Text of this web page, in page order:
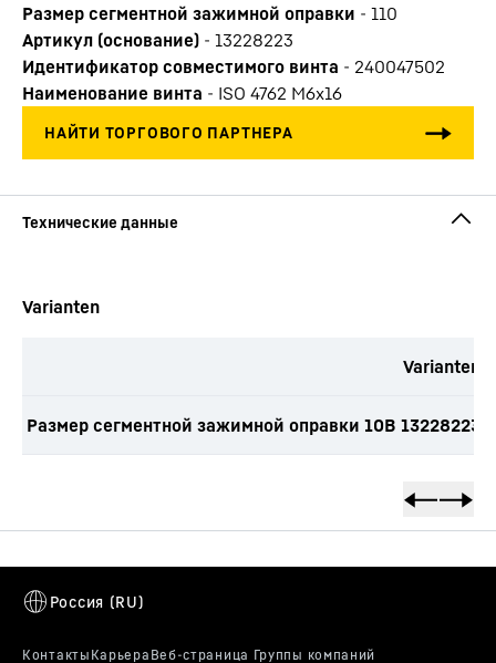
Размер сегментной зажимной оправки - 110
Артикул (основание) - 13228223
Идентификатор совместимого винта - 240047502
Наименование винта - ISO 4762 M6x16
Varianten
Varianten
Размер сегментной зажимной оправки 10B 13228223